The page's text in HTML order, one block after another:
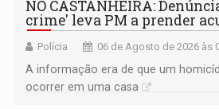
NO CASTANHEIRA:
crime' leva PM a prender
Polícia 06 de Agosto de 2026 às
A informação era de que um
ocorrer em uma casa